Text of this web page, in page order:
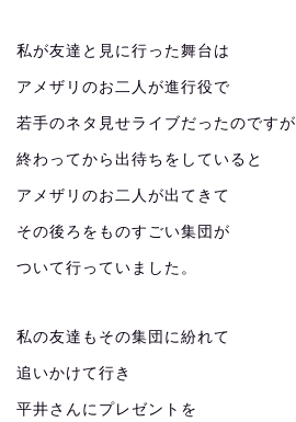
私が友達と見に行った舞台は
アメザリのお二人が進行役で
若手のネタ見せライブだったのですが
終わってから出待ちをしていると
アメザリのお二人が出てきて
その後ろをものすごい集団が
ついて行っていました。
私の友達もその集団に紛れて
追いかけて行き
平井さんにプレゼントを